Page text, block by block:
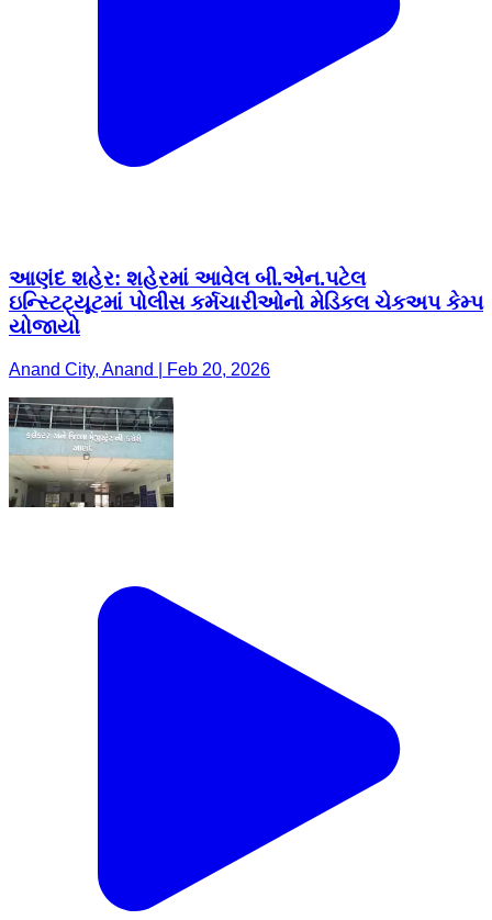
આણંદ શહેર: શહેરમાં આવેલ બી.એન.પટેલ
ઇન્સ્ટિટ્યૂટમાં પોલીસ કર્મચારીઓનો મેડિકલ ચેકઅપ કેમ્પ
યોજાયો
Anand City, Anand | Feb 20, 2026